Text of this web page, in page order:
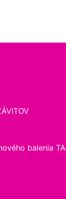
balenia